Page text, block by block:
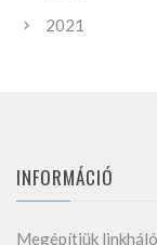
2021
INFORMÁCIÓ
Megépítjük